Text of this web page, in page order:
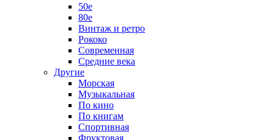
50е
80е
Винтаж и ретро
Рококо
Современная
Средние века
Другие
Морская
Музыкальная
По кино
По книгам
Спортивная
Фруктовая